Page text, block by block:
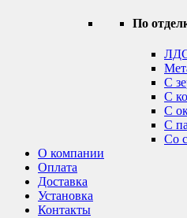
По
С
С
С
С
Со
О компании
Оплата
Доставка
Установка
Контакты